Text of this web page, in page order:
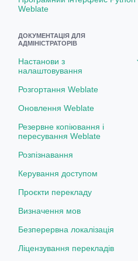
Weblate
ДОКУМЕНТАЦІЯ ДЛЯ
АДМІНІСТРАТОРІВ
Настанови з
налаштовування
Розгортання Weblate
Оновлення Weblate
Резервне копіювання і
пересування Weblate
Розпізнавання
Керування доступом
Проєкти перекладу
Визначення мов
Безперервна локалізація
Ліцензування перекладів